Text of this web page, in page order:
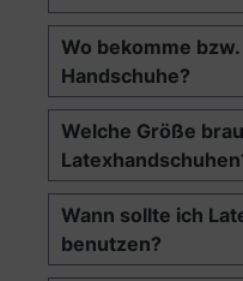
Wo bekomme
Handschuhe?
Welche Größe
Wann sollte ich
benutzen?